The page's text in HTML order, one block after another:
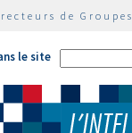
de Groupes
le site